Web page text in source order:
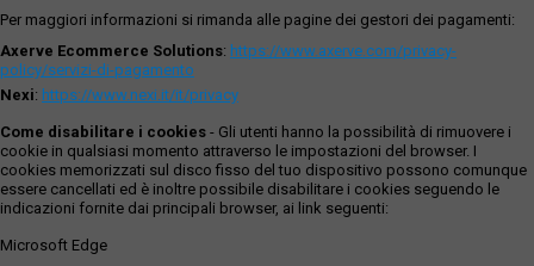
Per maggiori informazioni si rimanda alle pagine dei gestori dei pagamenti:
Axerve Ecommerce Solutions: https://www.axerve.com/privacy-
policy/servizi-di-pagamento
Nexi: https://www.nexi.it/it/privacy
Come disabilitare i cookies - Gli utenti hanno la possibilità di rimuovere i
cookie in qualsiasi momento attraverso le impostazioni del browser. I
cookies memorizzati sul disco fisso del tuo dispositivo possono comunque
essere cancellati ed è inoltre possibile disabilitare i cookies seguendo le
indicazioni fornite dai principali browser, ai link seguenti:
Microsoft Edge